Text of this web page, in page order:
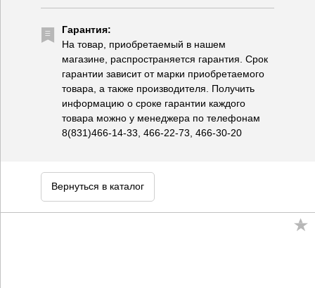
Гарантия:
На товар, приобретаемый в нашем
магазине, распространяется гарантия. Срок
гарантии зависит от марки приобретаемого
товара, а также производителя. Получить
информацию о сроке гарантии каждого
товара можно у менеджера по телефонам
8(831)466-14-33, 466-22-73, 466-30-20
Вернуться в каталог